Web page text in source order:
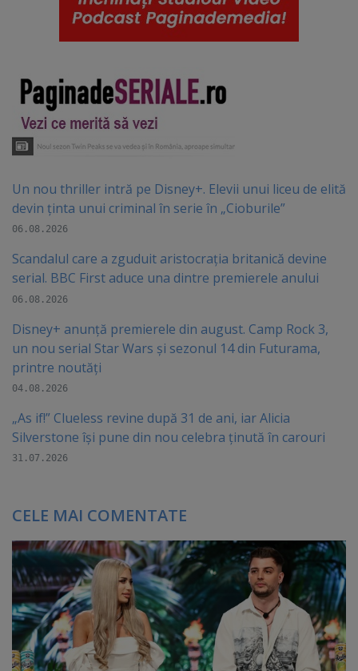
Un nou thriller intră pe Disney+. Elevii unui liceu de elită
devin ținta unui criminal în serie în „Cioburile”
06.08.2026
Scandalul care a zguduit aristocrația britanică devine
serial. BBC First aduce una dintre premierele anului
06.08.2026
Disney+ anunță premierele din august. Camp Rock 3,
un nou serial Star Wars și sezonul 14 din Futurama,
printre noutăți
04.08.2026
„As if!” Clueless revine după 31 de ani, iar Alicia
Silverstone își pune din nou celebra ținută în carouri
31.07.2026
CELE MAI COMENTATE